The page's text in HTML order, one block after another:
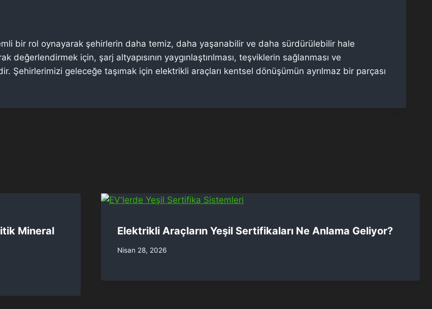
bir rol oynayarak şehirlerin daha temiz, daha yaşanabilir ve daha sürdürülebilir hale
için, şarj altyapısının yaygınlaştırılması, teşviklerin sağlanması ve
Şehirlerimizi geleceğe taşımak için elektrikli araçları kentsel dönüşümün ayrılmaz bir parçası
Mineral
Elektrikli Araçların Yeşil Sertifikaları Ne Anlama Geliyor?
Nisan 28, 2026